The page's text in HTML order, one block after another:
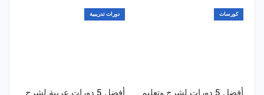
كورسات
أفضل 5 دورات لشرح وتعليم
دورات تدريبية
أفضل 5 دورات عربية لشرح